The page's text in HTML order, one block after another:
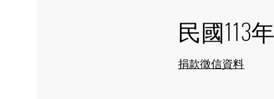
民國113年
捐款徵信資料